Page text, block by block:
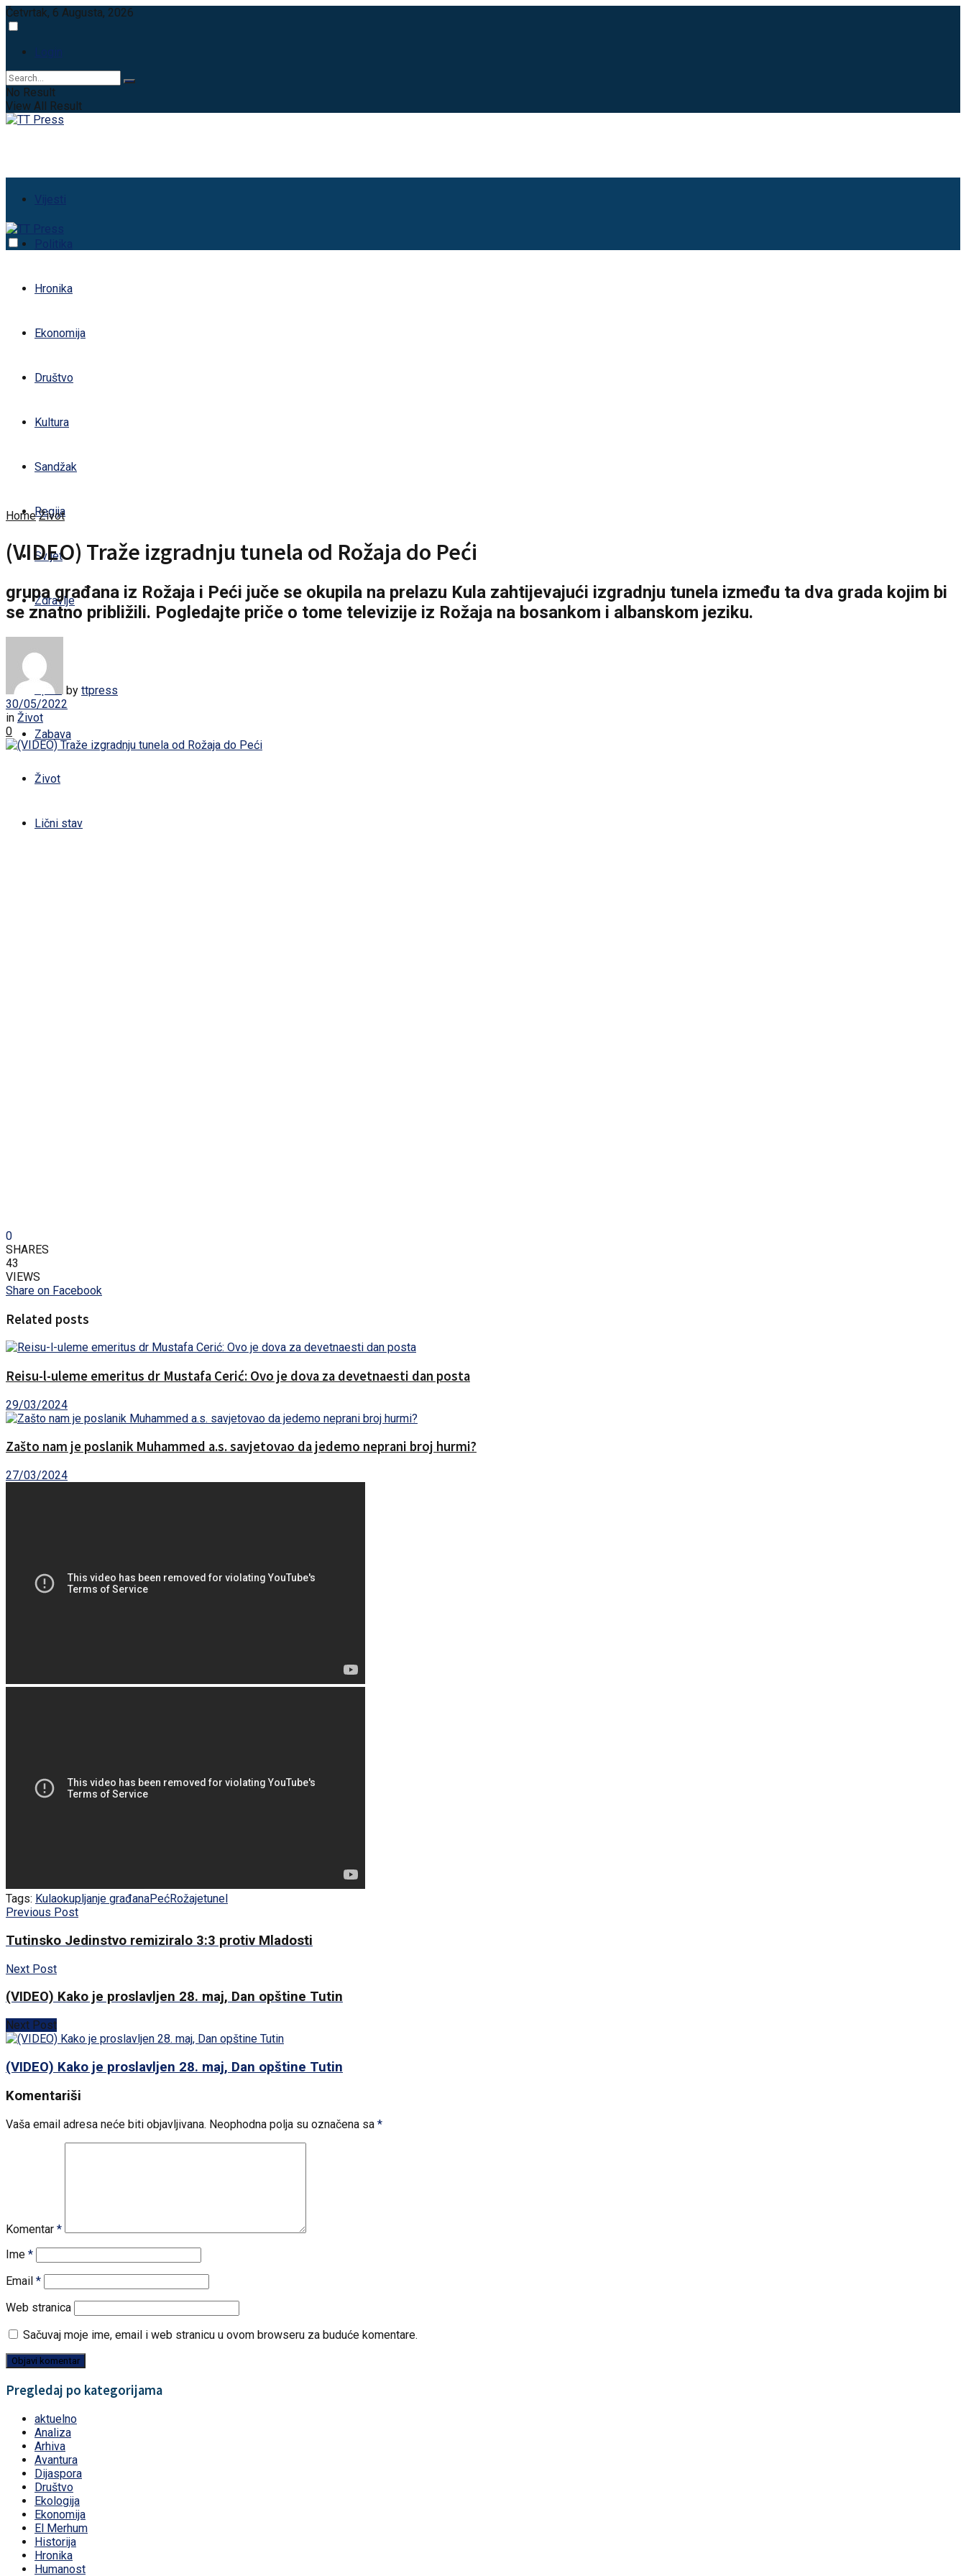
Četvrtak, 6 Augusta, 2026
Login
No Result
View All Result
Vijesti
Politika
Hronika
Ekonomija
Društvo
Kultura
Sandžak
Regija
Svijet
Zdravlje
Sport
Zabava
Život
Lični stav
Home Život
(VIDEO) Traže izgradnju tunela od Rožaja do Peći
grupa građana iz Rožaja i Peći juče se okupila na prelazu Kula zahtijevajući izgradnju tunela između ta dva grada kojim bi
se znatno približili. Pogledajte priče o tome televizije iz Rožaja na bosankom i albanskom jeziku.
by ttpress
30/05/2022
in Život
0
0
SHARES
43
VIEWS
Share on Facebook
Related posts
Reisu-l-uleme emeritus dr Mustafa Cerić: Ovo je dova za devetnaesti dan posta
29/03/2024
Zašto nam je poslanik Muhammed a.s. savjetovao da jedemo neprani broj hurmi?
27/03/2024
Tags: Kulaokupljanje građanaPećRožajetunel
Previous Post
Tutinsko Jedinstvo remiziralo 3:3 protiv Mladosti
Next Post
(VIDEO) Kako je proslavljen 28. maj, Dan opštine Tutin
Next Post
(VIDEO) Kako je proslavljen 28. maj, Dan opštine Tutin
Komentariši
Vaša email adresa neće biti objavljivana. Neophodna polja su označena sa *
Komentar *
Ime *
Email *
Web stranica
Sačuvaj moje ime, email i web stranicu u ovom browseru za buduće komentare.
Pregledaj po kategorijama
aktuelno
Analiza
Arhiva
Avantura
Dijaspora
Društvo
Ekologija
Ekonomija
El Merhum
Historija
Hronika
Humanost